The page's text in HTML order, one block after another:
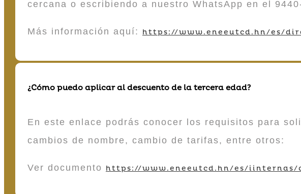
cercana o escribiendo a nuestro WhatsApp en el
Más información aquí: https://www.eneeutcd.hn/es/
¿Cómo puedo aplicar al descuento de la tercera edad?
En este enlace podrás conocer los requisitos para
cambios de nombre, cambio de tarifas, entre otros:
Ver documento https://www.eneeutcd.hn/es/iinternas/